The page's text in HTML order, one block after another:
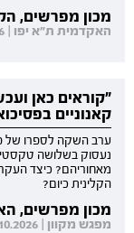
מכון מפרשים,
האקדמית ת"א יפו | 08.10.2026 | יום חמישי | 09:00-13:00
"קוראים כאן
קאנוניים
ערב השקה לספרו של
נעסוק בשלושה
מאחוריהם? כיצד
הקלינית כיום?
מכון מפרשים,
מפגש מקוון | 18.10.2026 | יום ראשון | 19:30-21:00